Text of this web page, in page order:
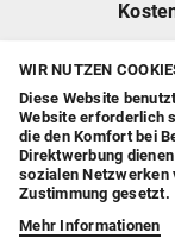
WIR NUTZEN
Diese Website
Website erforderlich
die den Komfort bei
Direktwerbung
sozialen Netzwerken
Zustimmung gesetzt.
Mehr Informationen